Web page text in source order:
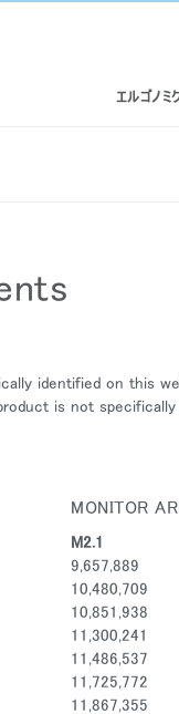
エルゴノミ
identified on this
is not
MONITOR
M2.1
9,657,889
10,480,709
10,851,938
11,300,241
11,486,537
11,725,772
11,867,355